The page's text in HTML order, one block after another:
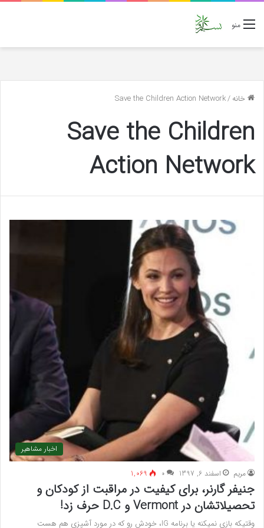
منو
خانه/
Save the Children Action Network
Save the Children
Action Network
اخبار مشاهیر
مريم اسفند 6, 1397 ۰ 1,069
جنیفر گارنر، برای کیفیت در مراقبت از کودکان و
تحصیلاتشان در Vermont و D.C حرف زد!
وقتیکه بازی نمیکنه یا برنامه IG، خودش رو که در مورد آشپزی هم هست